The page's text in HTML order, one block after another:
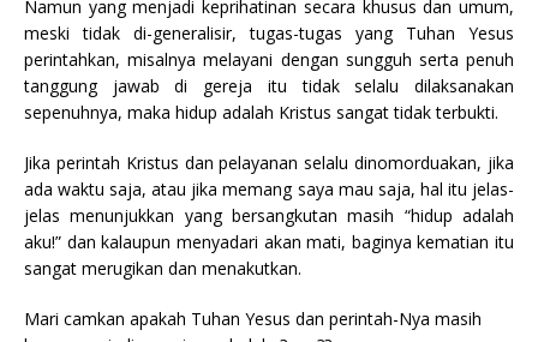
Namun yang menjadi keprihatinan secara khusus dan umum,
meski tidak di-generalisir, tugas-tugas yang Tuhan Yesus
perintahkan, misalnya melayani dengan sungguh serta penuh
tanggung jawab di gereja itu tidak selalu dilaksanakan
sepenuhnya, maka hidup adalah Kristus sangat tidak terbukti.
Jika perintah Kristus dan pelayanan selalu dinomorduakan, jika
ada waktu saja, atau jika memang saya mau saja, hal itu jelas-
jelas menunjukkan yang bersangkutan masih “hidup adalah
aku!” dan kalaupun menyadari akan mati, baginya kematian itu
sangat merugikan dan menakutkan.
Mari camkan apakah Tuhan Yesus dan perintah-Nya masih